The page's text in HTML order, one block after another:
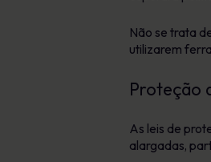
Não se trata
utilizarem
Proteção
As leis de
alargadas,